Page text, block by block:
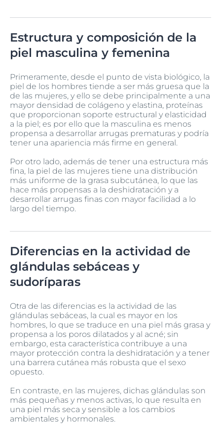
Estructura y composición de la
piel masculina y femenina
Primeramente, desde el punto de vista biológico, la
piel de los hombres tiende a ser más gruesa que la
de las mujeres, y ello se debe principalmente a una
mayor densidad de colágeno y elastina, proteínas
que proporcionan soporte estructural y elasticidad
a la piel; es por ello que la masculina es menos
propensa a desarrollar arrugas prematuras y podría
tener una apariencia más firme en general.
Por otro lado, además de tener una estructura más
fina, la piel de las mujeres tiene una distribución
más uniforme de la grasa subcutánea, lo que las
hace más propensas a la deshidratación y a
desarrollar arrugas finas con mayor facilidad a lo
largo del tiempo.
Diferencias en la actividad de
glándulas sebáceas y
sudoríparas
Otra de las diferencias es la actividad de las
glándulas sebáceas, la cual es mayor en los
hombres, lo que se traduce en una piel más grasa y
propensa a los poros dilatados y al acné; sin
embargo, esta característica contribuye a una
mayor protección contra la deshidratación y a tener
una barrera cutánea más robusta que el sexo
opuesto.
En contraste, en las mujeres, dichas glándulas son
más pequeñas y menos activas, lo que resulta en
una piel más seca y sensible a los cambios
ambientales y hormonales.